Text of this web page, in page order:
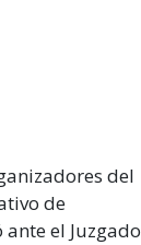
del
de
el Juzgado